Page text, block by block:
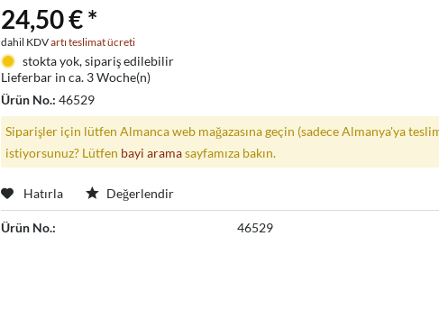
24,50 € *
dahil KDVartı teslimat ücreti
stokta yok, sipariş edilebilir
Lieferbar in ca. 3 Woche(n)
Ürün No.:46529
Siparişler için lütfen Almanca web mağazasına geçin (sadece Almanya'ya
istiyorsunuz? Lütfen bayi aramasayfamıza bakın.
Hatırla Değerlendir
Ürün No.: 46529